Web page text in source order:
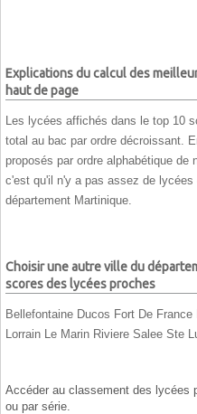
Explications du calcul des
haut de page
Les lycées affichés dans le top 10
total au bac par ordre décroissant.
proposés par ordre alphabétique de
c'est qu'il n'y a pas assez de
département Martinique.
Choisir une autre ville du
scores des lycées proches
Bellefontaine Ducos Fort De France
Lorrain
Le Marin Riviere Salee Ste
Accéder au classement des lycées
ou par série